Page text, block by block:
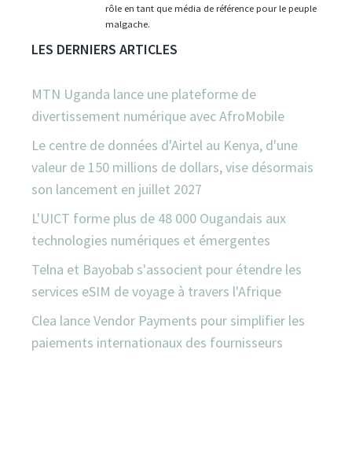
rôle en tant que média de référence pour le peuple
malgache.
LES DERNIERS ARTICLES
MTN Uganda lance une plateforme de
divertissement numérique avec AfroMobile
Le centre de données d'Airtel au Kenya, d'une
valeur de 150 millions de dollars, vise désormais
son lancement en juillet 2027
L'UICT forme plus de 48 000 Ougandais aux
technologies numériques et émergentes
Telna et Bayobab s'associent pour étendre les
services eSIM de voyage à travers l'Afrique
Clea lance Vendor Payments pour simplifier les
paiements internationaux des fournisseurs